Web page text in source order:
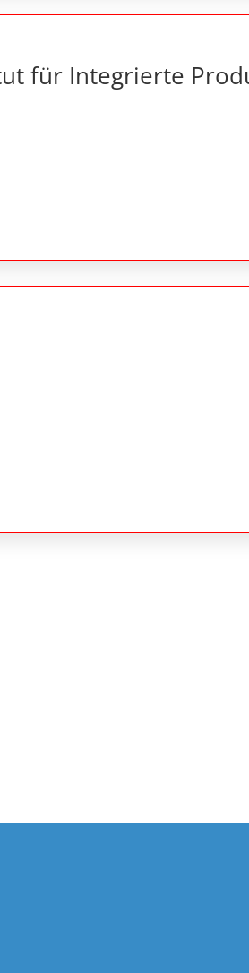
für Integrierte